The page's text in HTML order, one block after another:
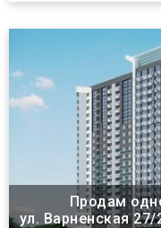
Продам
ул. Варненская